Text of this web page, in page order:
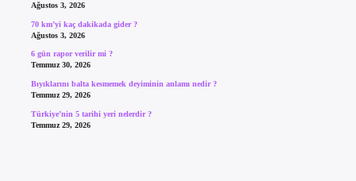
Ağustos 3, 2026
70 km’yi kaç dakikada gider ?
Ağustos 3, 2026
6 gün rapor verilir mi ?
Temmuz 30, 2026
Bıyıklarını balta kesmemek deyiminin anlamı nedir ?
Temmuz 29, 2026
Türkiye’nin 5 tarihi yeri nelerdir ?
Temmuz 29, 2026